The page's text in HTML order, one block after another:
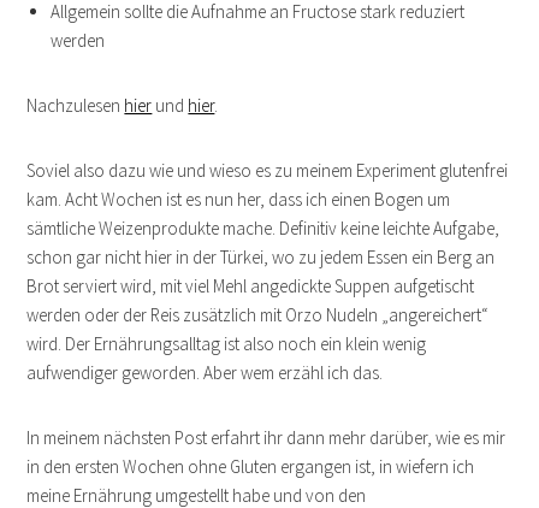
Allgemein sollte die Aufnahme an Fructose stark reduziert
werden
Nachzulesen hier und hier.
Soviel also dazu wie und wieso es zu meinem Experiment glutenfrei
kam. Acht Wochen ist es nun her, dass ich einen Bogen um
sämtliche Weizenprodukte mache. Definitiv keine leichte Aufgabe,
schon gar nicht hier in der Türkei, wo zu jedem Essen ein Berg an
Brot serviert wird, mit viel Mehl angedickte Suppen aufgetischt
werden oder der Reis zusätzlich mit Orzo Nudeln „angereichert“
wird. Der Ernährungsalltag ist also noch ein klein wenig
aufwendiger geworden. Aber wem erzähl ich das.
In meinem nächsten Post erfahrt ihr dann mehr darüber, wie es mir
in den ersten Wochen ohne Gluten ergangen ist, in wiefern ich
meine Ernährung umgestellt habe und von den